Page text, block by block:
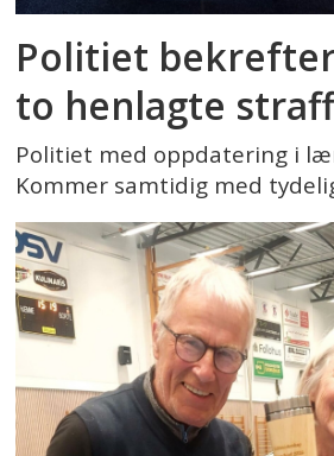
Politiet
to henlagte
Politiet med oppdatering i
Kommer samtidig med